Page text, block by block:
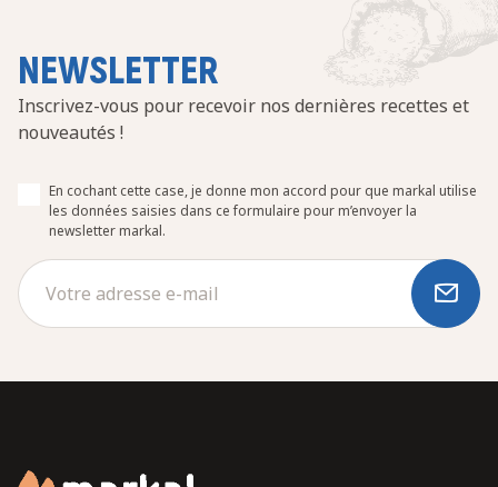
NEWSLETTER
Inscrivez-vous pour recevoir nos dernières recettes et
nouveautés !
En cochant cette case, je donne mon accord pour que markal utilise
les données saisies dans ce formulaire pour m’envoyer la
newsletter markal.